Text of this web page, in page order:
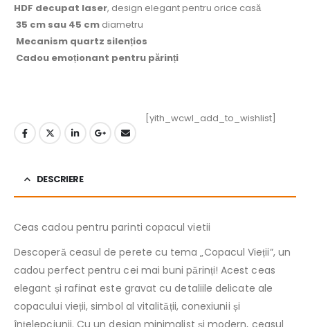
HDF decupat laser, design elegant pentru orice casă
35 cm sau 45 cm diametru
Mecanism quartz silențios
Cadou emoționant pentru părinți
[yith_wcwl_add_to_wishlist]
DESCRIERE
Ceas cadou pentru parinti copacul vietii
Descoperă ceasul de perete cu tema „Copacul Vieții”, un
cadou perfect pentru cei mai buni părinți! Acest ceas
elegant și rafinat este gravat cu detaliile delicate ale
copacului vieții, simbol al vitalității, conexiunii și